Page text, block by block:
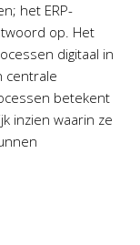
het ERP-
op. Het
digitaal in
centrale
betekent
inzien waarin ze